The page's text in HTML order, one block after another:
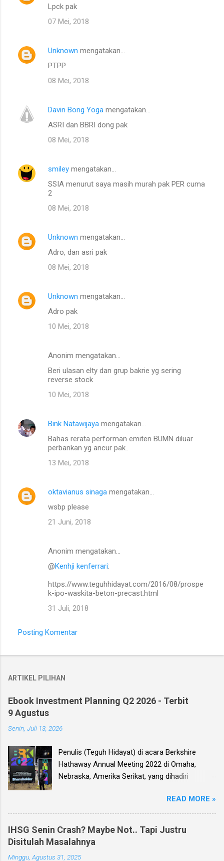
Lpck pak
07 Mei, 2018
Unknown mengatakan…
PTPP
08 Mei, 2018
Davin Bong Yoga mengatakan…
ASRI dan BBRI dong pak
08 Mei, 2018
smiley mengatakan…
SSIA menurut saya masih murah pak PER cuma
2
08 Mei, 2018
Unknown mengatakan…
Adro, dan asri pak
08 Mei, 2018
Unknown mengatakan…
Adro pak
10 Mei, 2018
Anonim mengatakan…
Beri ulasan elty dan grup bakrie yg sering
reverse stock
10 Mei, 2018
Bink Natawijaya mengatakan…
Bahas rerata performan emiten BUMN diluar
perbankan yg ancur pak..
13 Mei, 2018
oktavianus sinaga mengatakan…
wsbp please
21 Juni, 2018
Anonim mengatakan…
@Kenhji kenferrari:
https://www.teguhhidayat.com/2016/08/prospe
k-ipo-waskita-beton-precast.html
31 Juli, 2018
Posting Komentar
ARTIKEL PILIHAN
Ebook Investment Planning Q2 2026 - Terbit
9 Agustus
Senin, Juli 13, 2026
Penulis (Teguh Hidayat) di acara Berkshire
Hathaway Annual Meeting 2022 di Omaha,
Nebraska, Amerika Serikat, yang dihadiri
Buffett dan mitranya Alm. Charlie Munger. Dear
investor, seperti biasa setiap kuartal alias tiga
bulan sekali, penulis membuat Ebook
Investment Planning (EIP, dengan format PDF)
yang berisi kumpulan analisis fundamental
READ MORE »
IHSG Senin Crash? Maybe Not.. Tapi Justru
Disitulah Masalahnya
Minggu, Agustus 31, 2025